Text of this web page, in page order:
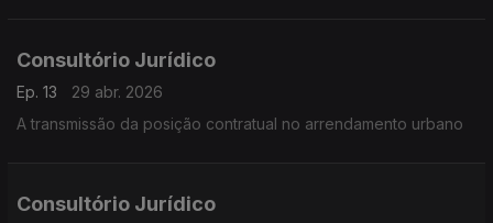
Consultório Jurídico
Ep. 13
29 abr. 2026
A transmissão da posição contratual no arrendamento urbano
Consultório Jurídico